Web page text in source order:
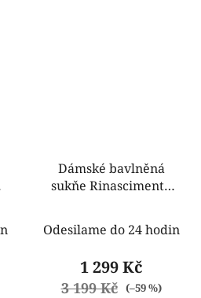
Dámské bavlněná
sukňe Rinascimento
Odesilame do 24 hodin
1 299 Kč
3 199 Kč (–59 %)